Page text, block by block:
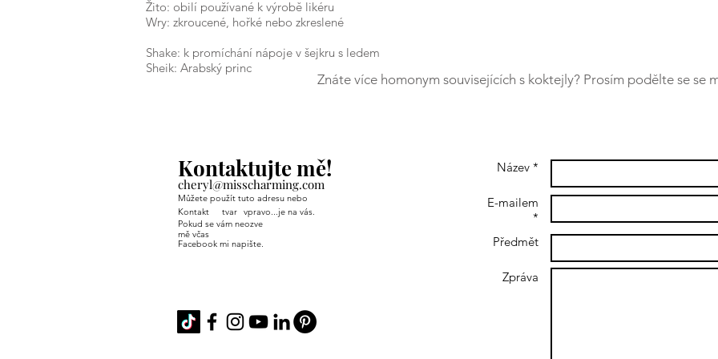
Žito: obilí používané k výrobě likéru
Wry: zkroucené, hořké nebo zkreslené
Shake: k promíchání nápoje v šejkru s ledem
Sheik: Arabský princ
Znáte více homonym souvisejících s koktejly? Prosím podělte se se
Kontaktujte mě!
cheryl@misscharming.com
Můžete použít tuto adresu nebo
Kontakt
tvar vpravo...je na vás.
Pokud se vám neozve
mě včas
Facebook mi napište.
Název *
E-mailem
*
Předmět
Zpráva